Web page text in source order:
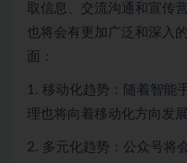
取信息、交流沟通和宣传
也将会有更加广泛和深入
面：
1. 移动化趋势：随着智能
理也将向着移动化方向发展
2. 多元化趋势：公众号将